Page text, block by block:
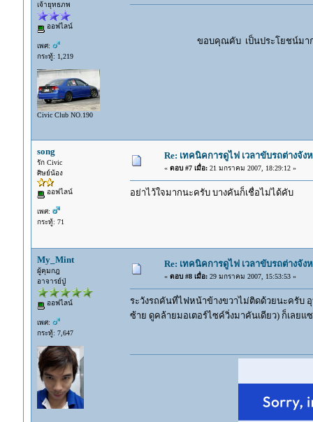
เจ้ายุทธภพ
ออฟไลน์
เพศ:
กระทู้: 1,219
Civic Club NO.190
ขอบคุณคับ เป็นประโยชน์มา
song
รัก Civic
ศิษย์น้อง
ออฟไลน์
เพศ:
กระทู้: 71
Re: เทคนิคการดูไฟ เวลาขับรถต่างจัง
« ตอบ #7 เมื่อ:21 มกราคม 2007, 18:29:12 »
อย่าไว้ใจมากนะครับ บางคันก็เชื่อไม่ได้คับ
My_Mint
ผู้คุมกฎ
อาจารย์ปู่
ออฟไลน์
เพศ:
กระทู้: 7,647
Re: เทคนิคการดูไฟ เวลาขับรถต่างจัง
« ตอบ #8 เมื่อ:29 มกราคม 2007, 15:53:53 »
ระวังรถคันที่ไฟหน้าข้างขวาไม่ติดด้วยนะครับ
ซ้าย ดูคล้ายมอเตอร์ไซค์วิ่งมาคันเดียว) ก็เลย